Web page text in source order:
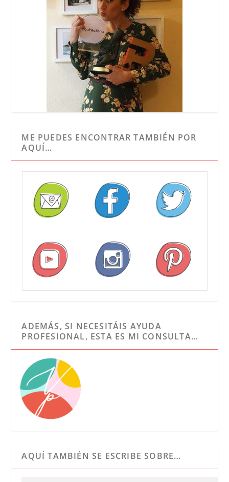
ME PUEDES ENCONTRAR TAMBIÉN POR
AQUÍ…
ADEMÁS, SI NECESITÁIS AYUDA
PROFESIONAL, ESTA ES MI CONSULTA…
AQUÍ TAMBIÉN SE ESCRIBE SOBRE…